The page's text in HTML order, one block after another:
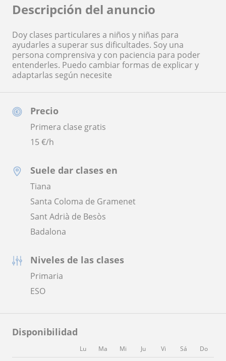
Precio
Primera clase gratis
15€/h
Suele dar clases en
Tiana
Santa Coloma de Gramenet
Sant Adrià de Besòs
Badalona
Niveles de las clases
Primaria
ESO
Disponibilidad
Lu Ma Mi Ju Vi Sá Do
Descripción del anuncio
Doy clases particulares a niños y niñas para
ayudarles a superar sus dificultades. Soy una
persona comprensiva y con paciencia para poder
entenderles. Puedo cambiar formas de explicar y
adaptarlas según necesite